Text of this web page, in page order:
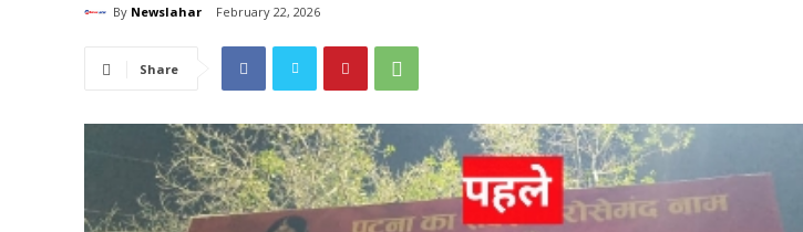
By Newslahar February 22, 2026
Share